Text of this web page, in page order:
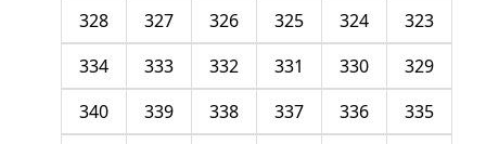
323
324
325
326
327
328
329
330
331
332
333
334
335
336
337
338
339
340